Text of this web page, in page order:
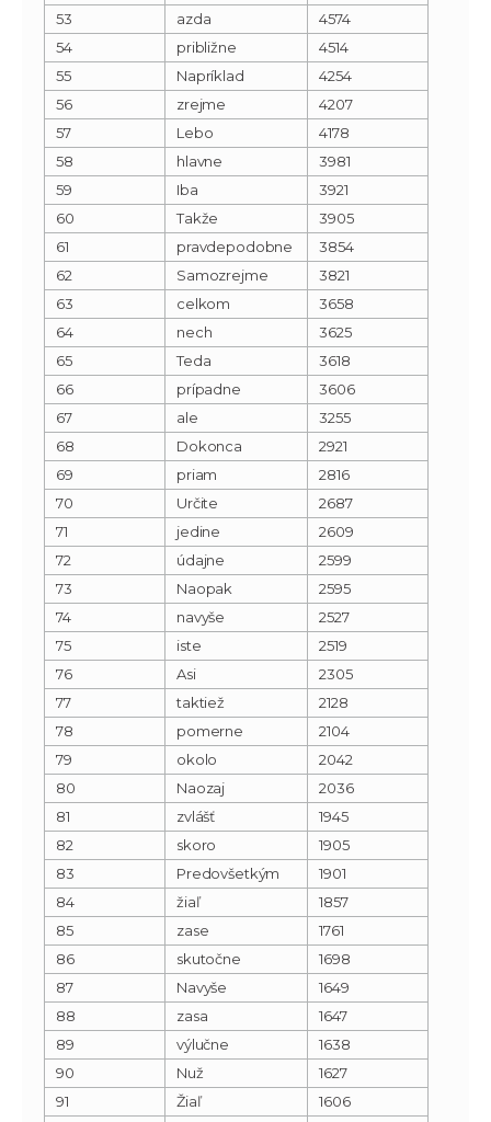
53
azda
4574
54
približne
4514
55
Napríklad
4254
56
zrejme
4207
57
Lebo
4178
58
hlavne
3981
59
Iba
3921
60
Takže
3905
61
pravdepodobne
3854
62
Samozrejme
3821
63
celkom
3658
64
nech
3625
65
Teda
3618
66
prípadne
3606
67
ale
3255
68
Dokonca
2921
69
priam
2816
70
Určite
2687
71
jedine
2609
72
údajne
2599
73
Naopak
2595
74
navyše
2527
75
iste
2519
76
Asi
2305
77
taktiež
2128
78
pomerne
2104
79
okolo
2042
80
Naozaj
2036
81
zvlášť
1945
82
skoro
1905
83
Predovšetkým
1901
84
žiaľ
1857
85
zase
1761
86
skutočne
1698
87
Navyše
1649
88
zasa
1647
89
výlučne
1638
90
Nuž
1627
91
Žiaľ
1606